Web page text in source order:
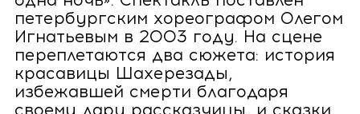
петербургским хореографом Олегом
­Игнатьевым в 2003 году. На сцене
переплетаются два сюжета: история
красавицы Шахерезады,
избежавшей смерти благодаря
своему дару рассказчицы, и сказки